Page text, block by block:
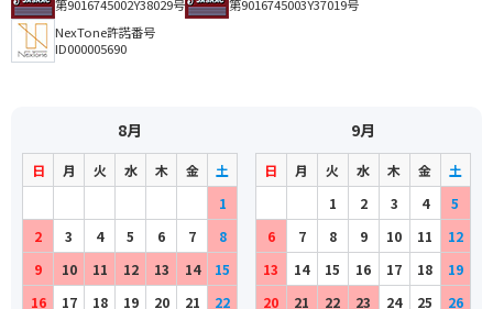
第9016745002Y38029号
第9016745003Y37019号
NexTone許諾番号
ID000005690
8月
日 月 火 水 木 金
土
1
2
3 4 5 6 7
8
9
10 11 12 13 14
15
16
17 18 19 20 21 22
9月
日 月 火 水 木 金
土
1
2 3 4
5
6
7 8 9 10 11
12
13
14 15 16 17 18
19
20
21 22 23 24 25 26